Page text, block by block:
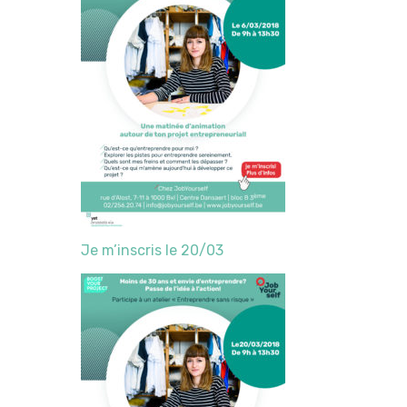
Je m’inscris le 20/03